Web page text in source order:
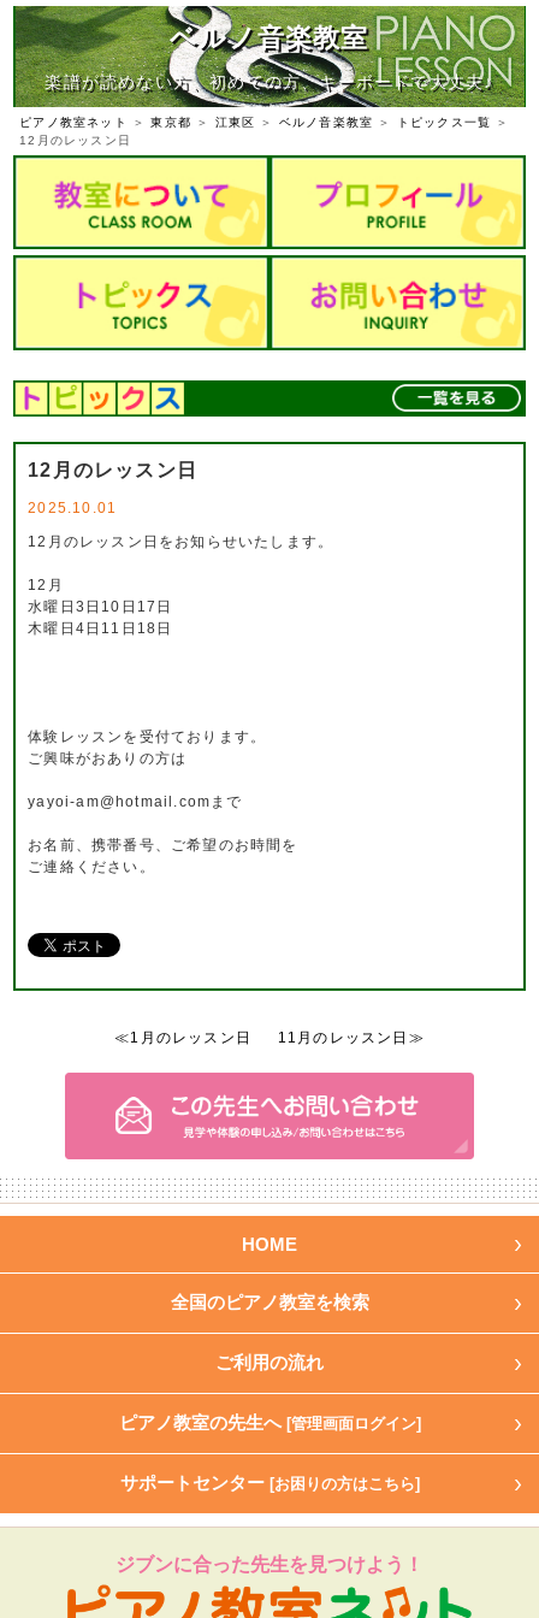
ベルノ音楽教室
楽譜が読めない方、初めての方、キーボードで大丈夫♪
ピアノ教室ネット ＞東京都 ＞ 江東区 ＞ ベルノ音楽教室 ＞ トピックス一覧
＞
12月のレッスン日
12月のレッスン日
2025.10.01
12月のレッスン日をお知らせいたします。
12月
水曜日3日10日17日
木曜日4日11日18日
体験レッスンを受付ております。
ご興味がおありの方は
yayoi-am@hotmail.comまで
お名前、携帯番号、ご希望のお時間を
ご連絡ください。
≪1月のレッスン日 11月のレッスン日≫
HOME
全国のピアノ教室を検索
ご利用の流れ
ピアノ教室の先生へ [管理画面ログイン]
サポートセンター [お困りの方はこちら]
ジブンに合った先生を見つけよう！